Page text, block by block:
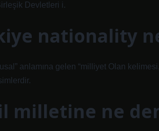
Devletleri i.
nationality
anlamına gelen “milliyet Olan
milletine ne